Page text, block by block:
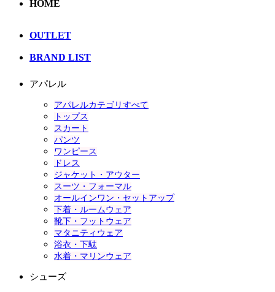
HOME
OUTLET
BRAND LIST
アパレル
アパレルカテゴリすべて
トップス
スカート
パンツ
ワンピース
ドレス
ジャケット・アウター
スーツ・フォーマル
オールインワン・セットアップ
下着・ルームウェア
靴下・フットウェア
マタニティウェア
浴衣・下駄
水着・マリンウェア
シューズ